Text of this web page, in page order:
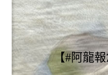
【#阿龍